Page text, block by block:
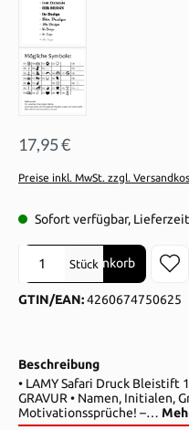
17,95 €
Preise inkl. MwSt. zzgl.
Sofort verfügbar,
Produkt Anzahl: Gib den
Stück
In den Warenkorb
GTIN/EAN:4260674750625
Beschreibung
• LAMY Safari Druck Bleistift
GRAVUR • Namen, Initialen,
Motivationssprüche! –…